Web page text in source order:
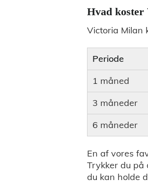
Hvad
Victoria Milan
Periode
1 måned
3 måneder
6 måneder
En af vores
Trykker du på
du kan holde